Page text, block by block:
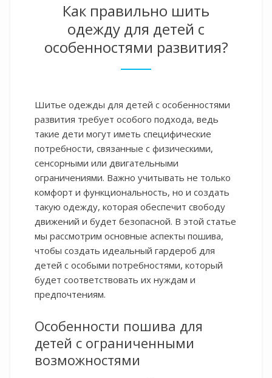
Как правильно шить
одежду для детей с
особенностями развития?
Шитье одежды для детей с особенностями
развития требует особого подхода, ведь
такие дети могут иметь специфические
потребности, связанные с физическими,
сенсорными или двигательными
ограничениями. Важно учитывать не только
комфорт и функциональность, но и создать
такую одежду, которая обеспечит свободу
движений и будет безопасной. В этой статье
мы рассмотрим основные аспекты пошива,
чтобы создать идеальный гардероб для
детей с особыми потребностями, который
будет соответствовать их нуждам и
предпочтениям.
Особенности пошива для
детей с ограниченными
возможностями